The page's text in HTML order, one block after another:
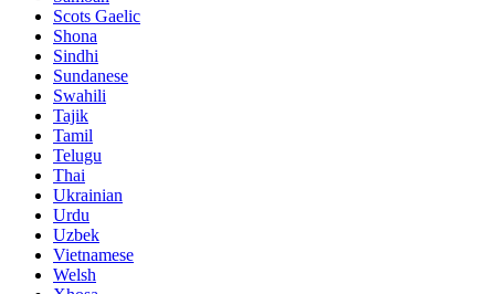
Scots Gaelic
Shona
Sindhi
Sundanese
Swahili
Tajik
Tamil
Telugu
Thai
Ukrainian
Urdu
Uzbek
Vietnamese
Welsh